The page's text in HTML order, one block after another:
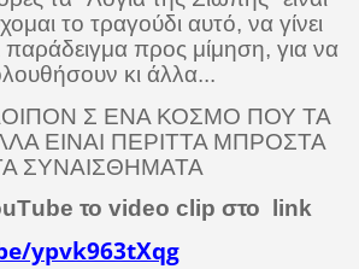
το τραγούδι αυτό, να γίνει
προς μίμηση, για να
κι άλλα...
Σ ΕΝΑ ΚΟΣΜΟ ΠΟΥ ΤΑ
ΕΙΝΑΙ ΠΕΡΙΤΤΑ ΜΠΡΟΣΤΑ
ΣΥΝΑΙΣΘΗΜΑΤΑ
Τube το video clip στο link
ypvk963tXqg